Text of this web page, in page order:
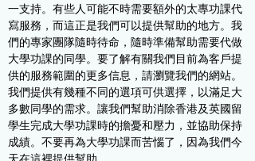
一支持。有些人可能不時需要額外的太專功課代
寫服務，而這正是我們可以提供幫助的地方。我
們的專家團隊隨時待命，隨時準備幫助需要代做
大學功課的同學。要了解有關我們目前為客戶提
供的服務範圍的更多信息，請瀏覽我們的網站。
我們提供有幾種不同的選項可供選擇，以滿足大
多數同學的需求。讓我們幫助消除香港及英國留
學生完成大學功課時的擔憂和壓力，並協助保持
成績。不要再為大學功課而苦惱了，因為我們今